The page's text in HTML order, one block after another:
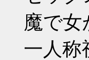
魔で女
一人称